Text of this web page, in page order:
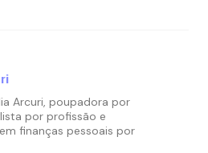
Arcuri, poupadora por
por profissão e
finanças pessoais por